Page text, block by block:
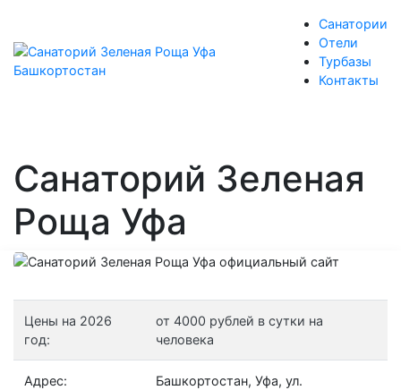
Санатории
Отели
Турбазы
Контакты
Санаторий Зеленая
Роща Уфа
Цены на 2026
год:
от 4000 рублей в сутки на
человека
Адрес:
Башкортостан, Уфа, ул.